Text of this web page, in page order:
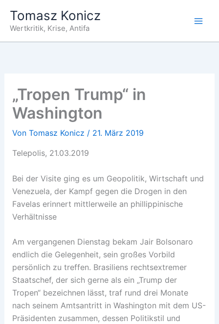
Inhalt
springen
Tomasz Konicz
Wertkritik, Krise, Antifa
„Tropen Trump“ in
Washington
Von Tomasz Konicz / 21. März 2019
Telepolis, 21.03.2019
Bei der Visite ging es um Geopolitik, Wirtschaft und
Venezuela, der Kampf gegen die Drogen in den
Favelas erinnert mittlerweile an phillippinische
Verhältnisse
Am vergangenen Dienstag bekam Jair Bolsonaro
endlich die Gelegenheit, sein großes Vorbild
persönlich zu treffen. Brasiliens rechtsextremer
Staatschef, der sich gerne als ein „Trump der
Tropen“ bezeichnen lässt, traf rund drei Monate
nach seinem Amtsantritt in Washington mit dem US-
Präsidenten zusammen, dessen Politikstil und